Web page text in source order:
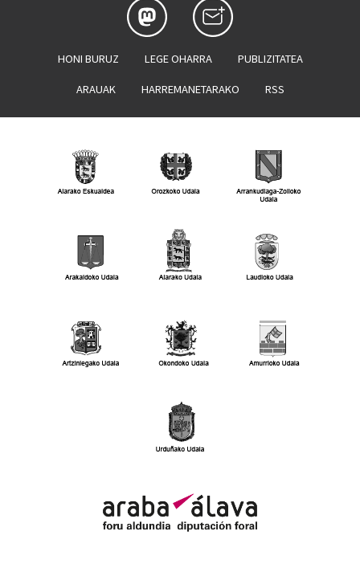
HONI BURUZ LEGE OHARRA PUBLIZITATEA
ARAUAK HARREMANETARAKO RSS